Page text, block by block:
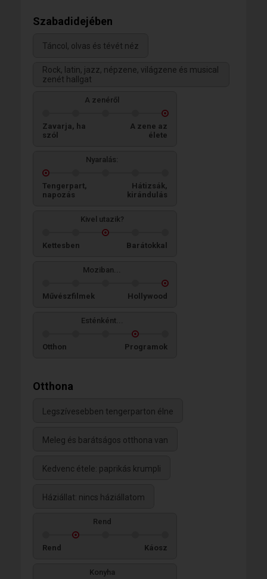
Szabadidejében
Táncol, olvas és tévét néz
Rock, latin, jazz, népzene, világzene és musical
zenét hallgat
A zenéről
Zavarja, ha
szól
A zene az
élete
Nyaralás:
Tengerpart,
napozás
Hátizsák,
kirándulás
Kivel utazik?
Kettesben Barátokkal
Moziban...
Művészfilmek Hollywood
Esténként...
Otthon Programok
Otthona
Legszívesebben tengerparton élne
Meleg és barátságos otthona van
Kedvenc étele: paprikás krumpli
Háziállat: nincs háziállatom
Rend
Rend Káosz
Konyha